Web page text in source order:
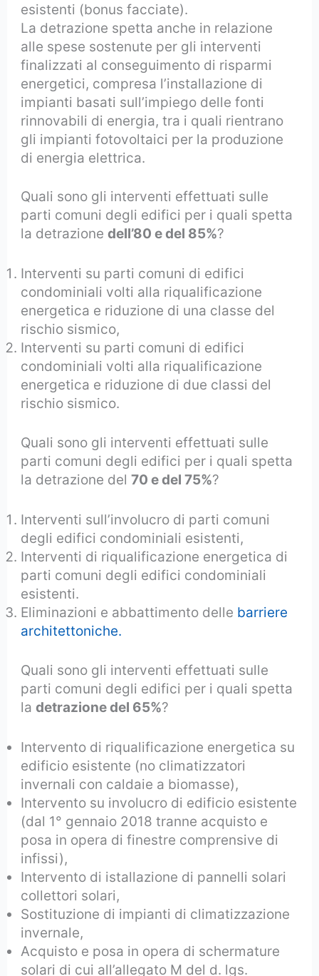
esistenti (bonus facciate).
La detrazione spetta anche in relazione
alle spese sostenute per gli interventi
finalizzati al conseguimento di risparmi
energetici, compresa l’installazione di
impianti basati sull’impiego delle fonti
rinnovabili di energia, tra i quali rientrano
gli impianti fotovoltaici per la produzione
di energia elettrica.
Quali sono gli interventi effettuati sulle
parti comuni degli edifici per i quali spetta
la detrazionedell’80 e del 85%?
Interventi su parti comuni di edifici
condominiali volti alla riqualificazione
energetica e riduzione di una classe del
rischio sismico,
Interventi su parti comuni di edifici
condominiali volti alla riqualificazione
energetica e riduzione di due classi del
rischio sismico.
Quali sono gli interventi effettuati sulle
parti comuni degli edifici per i quali spetta
la detrazione del70 e del 75%?
Interventi sull’involucro di parti comuni
degli edifici condominiali esistenti,
Interventi di riqualificazione energetica di
parti comuni degli edifici condominiali
esistenti.
Eliminazioni e abbattimento delle barriere
architettoniche.
Quali sono gli interventi effettuati sulle
parti comuni degli edifici per i quali spetta
ladetrazione del 65%?
Intervento di riqualificazione energetica su
edificio esistente (no climatizzatori
invernali con caldaie a biomasse),
Intervento su involucro di edificio esistente
(dal 1° gennaio 2018 tranne acquisto e
posa in opera di finestre comprensive di
infissi),
Intervento di istallazione di pannelli solari
collettori solari,
Sostituzione di impianti di climatizzazione
invernale,
Acquisto e posa in opera di schermature
solari di cui all’allegato M del d. lgs.